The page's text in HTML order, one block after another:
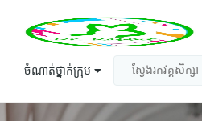
ចំណាត់ថ្នាក់ក្រុម